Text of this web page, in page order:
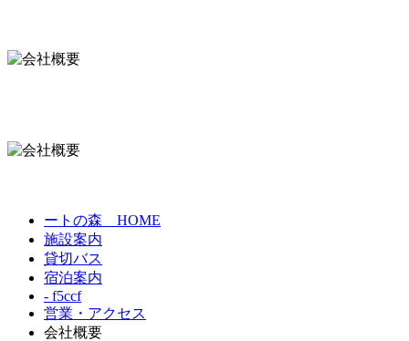
ートの森 HOME
施設案内
貸切バス
宿泊案内
- f5ccf
営業・アクセス
会社概要